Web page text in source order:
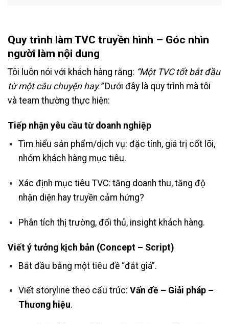
Quy trình làm TVC truyền hình – Góc nhìn
người làm nội dung
Tôi luôn nói với khách hàng rằng: “Một TVC tốt bắt đầu
từ một câu chuyện hay.”Dưới đây là quy trình mà tôi
và team thường thực hiện:
Tiếp nhận yêu cầu từ doanh nghiệp
Tìm hiểu sản phẩm/dịch vụ: đặc tính, giá trị cốt lõi,
nhóm khách hàng mục tiêu.
Xác định mục tiêu TVC: tăng doanh thu, tăng độ
nhận diện hay truyền cảm hứng?
Phân tích thị trường, đối thủ, insight khách hàng.
Viết ý tưởng kịch bản (Concept – Script)
Bắt đầu bằng một tiêu đề “đắt giá”.
Viết storyline theo cấu trúc: Vấn đề – Giải pháp –
Thương hiệu.